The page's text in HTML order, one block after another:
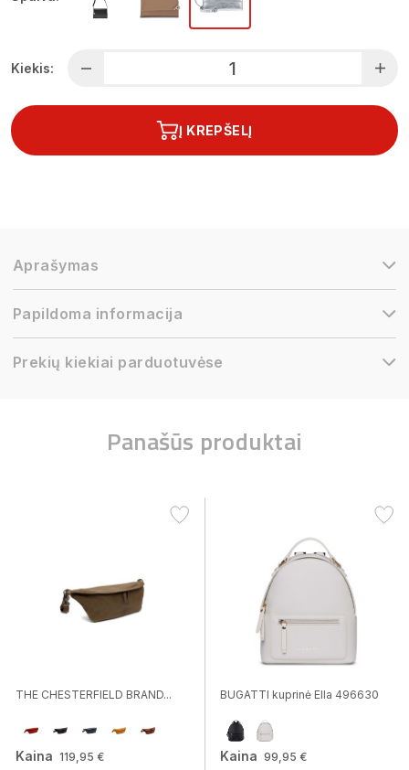
Kiekis:
Į KREPŠELĮ
Aprašymas
Papildoma informacija
Prekių kiekiai parduotuvėse
Panašūs produktai
THE CHESTERFIELD BRAND...
Kaina 119,95 €
BUGATTI kuprinė Ella 496630
Kaina 99,95 €